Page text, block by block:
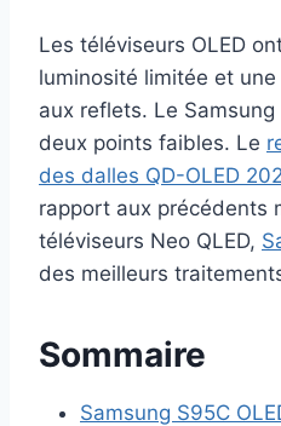
Les téléviseurs OLED
luminosité limitée et
aux reflets. Le
deux points faibles. Le
des dalles QD-OLED
rapport aux précédents
téléviseurs Neo QLED,
des meilleurs
Sommaire
Samsung S95C